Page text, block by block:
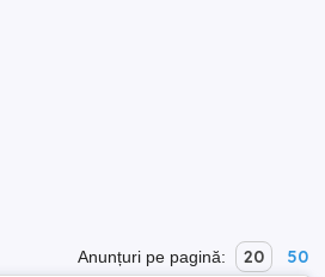
Anunțuri pe pagină: 20 50